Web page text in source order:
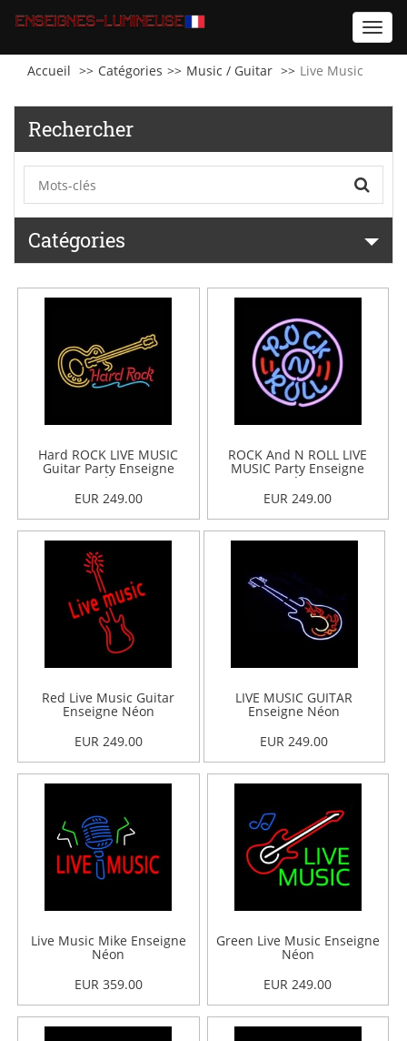
Accueil
Catégories Music / Guitar Live Music
Rechercher
Catégories
Hard ROCK LIVE MUSIC
Guitar Party Enseigne
Néon
EUR 249.00
ROCK And N ROLL LIVE
MUSIC Party Enseigne
Néon
EUR 249.00
Red Live Music Guitar
Enseigne Néon
EUR 249.00
LIVE MUSIC GUITAR
Enseigne Néon
EUR 249.00
Live Music Mike Enseigne
Néon
EUR 359.00
Green Live Music Enseigne
Néon
EUR 249.00